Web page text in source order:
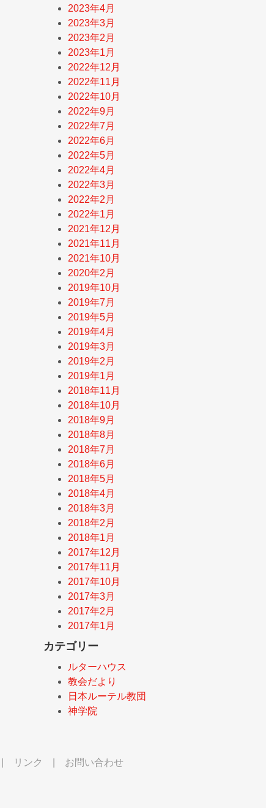
2023年4月
2023年3月
2023年2月
2023年1月
2022年12月
2022年11月
2022年10月
2022年9月
2022年7月
2022年6月
2022年5月
2022年4月
2022年3月
2022年2月
2022年1月
2021年12月
2021年11月
2021年10月
2020年2月
2019年10月
2019年7月
2019年5月
2019年4月
2019年3月
2019年2月
2019年1月
2018年11月
2018年10月
2018年9月
2018年8月
2018年7月
2018年6月
2018年5月
2018年4月
2018年3月
2018年2月
2018年1月
2017年12月
2017年11月
2017年10月
2017年3月
2017年2月
2017年1月
カテゴリー
ルターハウス
教会だより
日本ルーテル教団
神学院
リンク お問い合わせ